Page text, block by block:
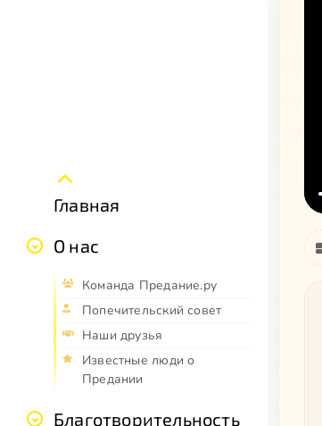
Главная
О нас
Команда Предание.ру
Попечительский совет
Наши друзья
Известные люди о
Предании
Благотворительность